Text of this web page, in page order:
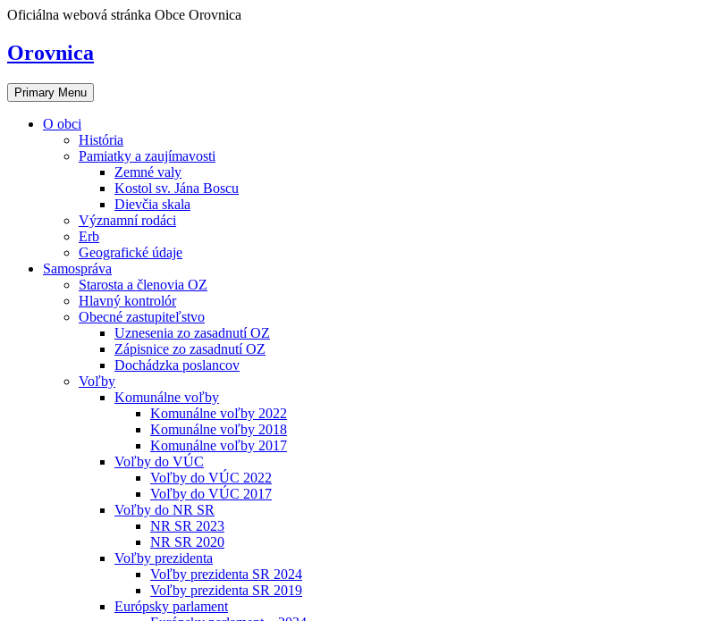
Skip
content
Oficiálna webová stránka Obce Orovnica
Orovnica
Primary Menu
O obci
História
Pamiatky a zaujímavosti
Zemné valy
Kostol sv. Jána Boscu
Dievčia skala
Významní rodáci
Erb
Geografické údaje
Samospráva
Starosta a členovia OZ
Hlavný kontrolór
Obecné zastupiteľstvo
Uznesenia zo zasadnutí OZ
Zápisnice zo zasadnutí OZ
Dochádzka poslancov
Voľby
Komunálne voľby
Komunálne voľby 2022
Komunálne voľby 2018
Komunálne voľby 2017
Voľby do VÚC
Voľby do VÚC 2022
Voľby do VÚC 2017
Voľby do NR SR
NR SR 2023
NR SR 2020
Voľby prezidenta
Voľby prezidenta SR 2024
Voľby prezidenta SR 2019
Európsky parlament